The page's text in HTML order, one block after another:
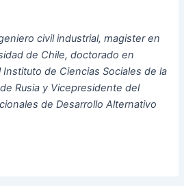
civil industrial, magister en
de Chile, doctorado en
Instituto de Ciencias Sociales de la
Rusia y Vicepresidente del
de Desarrollo Alternativo